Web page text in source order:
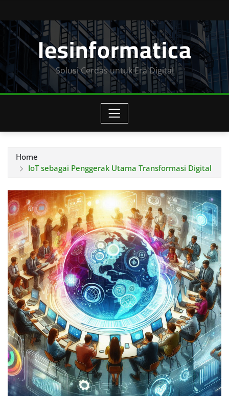
to
content
Iesinformatica
Solusi Cerdas untuk Era Digital
Home
IoT sebagai Penggerak Utama Transformasi Digital